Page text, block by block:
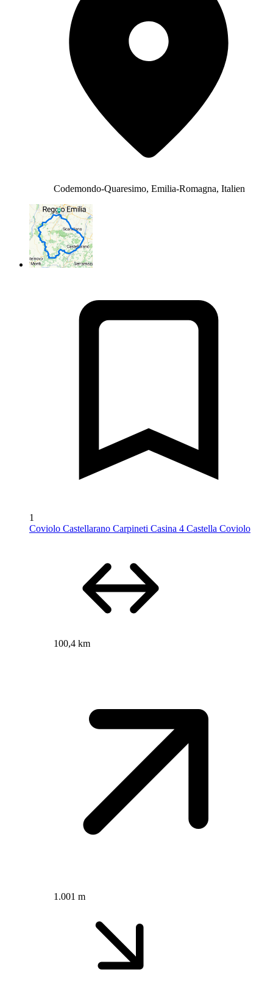
Codemondo-Quaresimo, Emilia-Romagna, Italien
1
Coviolo Castellarano Carpineti Casina 4 Castella Coviolo
100,4 km
1.001 m